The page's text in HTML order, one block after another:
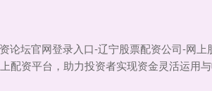
论坛官网登录入口-辽宁股票配资公司-网
配资平台，助力投资者实现资金灵活运用